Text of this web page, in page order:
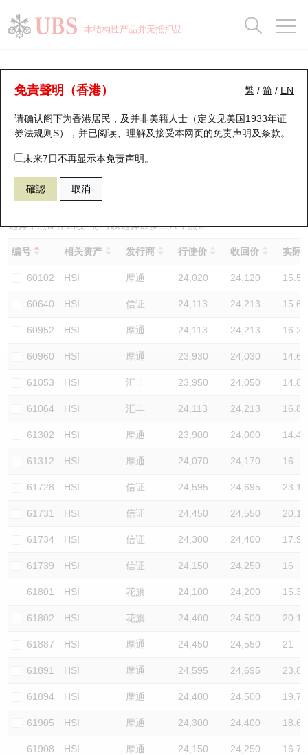
本结构性产品并无抵押品
繁 / 简 / EN
免責聲明（香港）
请确认阁下为香港居民，及并非美籍人士（定义见美国1933年证
券法规则S），并已阅读、理解及接受本网页的免责声明及条款。
未来7日不再显示本免责声明。
確認 取消
牛熊证分析仪
表现 街货统计 比较
67438 瑞银牛证 HSI 恒生指数
选择牛熊证作比较 *你可以选择最多三只牛熊证
编号 相关资产 发行商 行使价 收回价 实际
60102 HSI 摩通 24,020 24,120 15.5
60640 HSI 信证 24,113 24,213 15.6
60952 HSI 摩通 24,113 24,213 16.2
60960 HSI 摩通 23,930 24,030 14.6
61053 HSI 汇丰 23,950 24,050 14.8
61064 HSI 汇丰 24,113 24,213 16.8
61302 HSI 摩通 23,900 24,000 14.4
61312 HSI 摩通 24,070 24,170 16
61728 HSI 信证 24,595 24,695 23.1
61731 HSI 信证 24,450 24,550 20.1
61734 HSI 信证 24,300 24,400 17.9
61739 HSI 信证 24,150 24,250 16
61801 HSI 花旗 24,100 24,200 15.3
61802 HSI 花旗 24,400 24,500 20.1
61887 HSI 摩通 24,450 24,550 21
61891 HSI 摩通 24,595 24,695 23.8
61894 HSI 摩通 24,400 24,500 19.7
61905 HSI 摩通 24,300 24,400 18.6
61908 HSI 摩通 24,150 24,250 16.7
瑞银认股证一览
新发行瑞银认股证
即将到期认股证
认股证到期结算价查找
认股证分析仪
认股证速算机
认股证/牛熊证日志
认股证文件及公告
街货统计
比较
牛熊全景快搜
牛熊证搜寻
牛熊证街货分布图
正股牛熊证列表
新发行瑞银牛熊证
已收回牛熊证剩余价值
牛熊证到期结算价查找
牛熊证分析仪
牛熊证文件及公告
牛熊证文件及公告 (瑞信)
街货统计
比较
十大升幅/跌幅
十大认股证成交分布
十天股证占大市成交
资金流
街货统计
三十大平均引伸波幅
正股分析仪
二十大活跃股份
恒指成份股
国指成份股
科指成份股
相关资产沽空
中资ETFs溢价比较
AH 股价对照
ADR
收市竞价变化
持股比重
显示所有持股比重
每月轮证大市专题
轮证专栏
讲座及教育短片
认股证投资者教育
牛熊证投资者教育
认股证牛熊证常问问题